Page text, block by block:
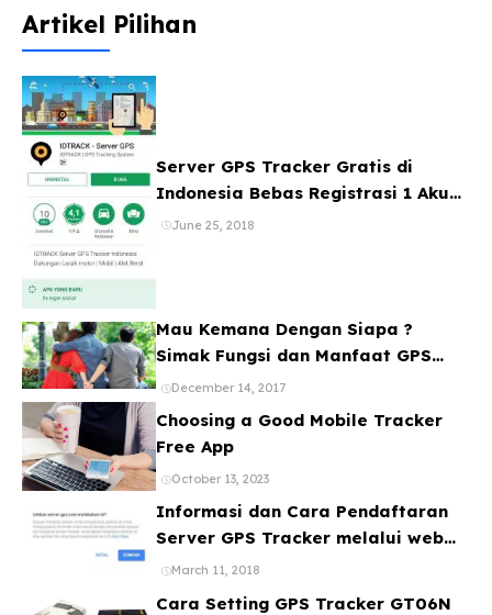
Mulyorejo, Pabean Cantikan, Pakal, Rungkut,
Sambikerep, Sawahan, Semampir, Simokerto,
Sukolilo, Sukomanunggal anda dapat memilih
alat GPS Pelacak di Surabaya untuk solusi
keamanan kendaraan anda. Hal ini sudah diuji
oleh banyak pemilik kendaraan terutama dalam
...
Artikel Pilihan
Server GPS Tracker Gratis di
Indonesia Bebas Registrasi 1 Akun
Banyak Device
June 25, 2018
Mau Kemana Dengan Siapa ?
Simak Fungsi dan Manfaat GPS
Mobil
December 14, 2017
Choosing a Good Mobile Tracker
Free App
October 13, 2023
Informasi dan Cara Pendaftaran
Server GPS Tracker melalui web
ataupun Aplikasi Online Gratis
March 11, 2018
Cara Setting GPS Tracker GT06N